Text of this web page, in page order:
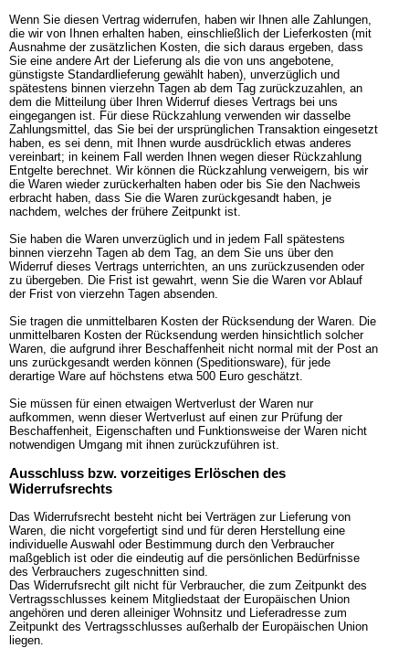
Wenn Sie diesen Vertrag widerrufen, haben wir Ihnen alle Zahlungen,
die wir von Ihnen erhalten haben, einschließlich der Lieferkosten (mit
Ausnahme der zusätzlichen Kosten, die sich daraus ergeben, dass
Sie eine andere Art der Lieferung als die von uns angebotene,
günstigste Standardlieferung gewählt haben), unverzüglich und
spätestens binnen vierzehn Tagen ab dem Tag zurückzuzahlen, an
dem die Mitteilung über Ihren Widerruf dieses Vertrags bei uns
eingegangen ist. Für diese Rückzahlung verwenden wir dasselbe
Zahlungsmittel, das Sie bei der ursprünglichen Transaktion eingesetzt
haben, es sei denn, mit Ihnen wurde ausdrücklich etwas anderes
vereinbart; in keinem Fall werden Ihnen wegen dieser Rückzahlung
Entgelte berechnet. Wir können die Rückzahlung verweigern, bis wir
die Waren wieder zurückerhalten haben oder bis Sie den Nachweis
erbracht haben, dass Sie die Waren zurückgesandt haben, je
nachdem, welches der frühere Zeitpunkt ist.
Sie haben die Waren unverzüglich und in jedem Fall spätestens
binnen vierzehn Tagen ab dem Tag, an dem Sie uns über den
Widerruf dieses Vertrags unterrichten, an uns zurückzusenden oder
zu übergeben. Die Frist ist gewahrt, wenn Sie die Waren vor Ablauf
der Frist von vierzehn Tagen absenden.
Sie tragen die unmittelbaren Kosten der Rücksendung der Waren. Die
unmittelbaren Kosten der Rücksendung werden hinsichtlich solcher
Waren, die aufgrund ihrer Beschaffenheit nicht normal mit der Post an
uns zurückgesandt werden können (Speditionsware), für jede
derartige Ware auf höchstens etwa 500 Euro geschätzt.
Sie müssen für einen etwaigen Wertverlust der Waren nur
aufkommen, wenn dieser Wertverlust auf einen zur Prüfung der
Beschaffenheit, Eigenschaften und Funktionsweise der Waren nicht
notwendigen Umgang mit ihnen zurückzuführen ist.
Ausschluss bzw. vorzeitiges Erlöschen des
Widerrufsrechts
Das Widerrufsrecht besteht nicht bei Verträgen zur Lieferung von
Waren, die nicht vorgefertigt sind und für deren Herstellung eine
individuelle Auswahl oder Bestimmung durch den Verbraucher
maßgeblich ist oder die eindeutig auf die persönlichen Bedürfnisse
des Verbrauchers zugeschnitten sind.
Das Widerrufsrecht gilt nicht für Verbraucher, die zum Zeitpunkt des
Vertragsschlusses keinem Mitgliedstaat der Europäischen Union
angehören und deren alleiniger Wohnsitz und Lieferadresse zum
Zeitpunkt des Vertragsschlusses außerhalb der Europäischen Union
liegen.